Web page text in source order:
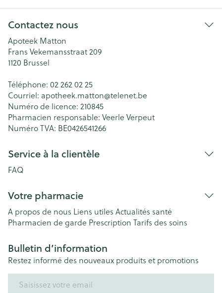
Contactez nous
Apoteek Matton
Frans Vekemansstraat 209
1120 Brussel
Téléphone: 02 262 02 25
Courriel: apotheek.matton@telenet.be
Numéro de licence: 210845
Pharmacien responsable: Veerle Verpeut
Numéro TVA: BE0426541266
Service à la clientèle
FAQ
Votre pharmacie
A propos de nous Liens utiles Actualités santé
Pharmacien de garde Prescription Tarifs des soins
Bulletin d’information
Restez informé des nouveaux produits et promotions